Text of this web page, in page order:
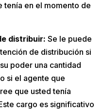
tenía en el momento de
distribuir: Se le puede
de distribución si
poder una cantidad
si el agente que
que usted tenía
cargo es significativo